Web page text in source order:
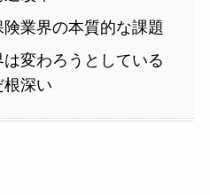
業界の本質的な課題
変わろうとしている
根深い